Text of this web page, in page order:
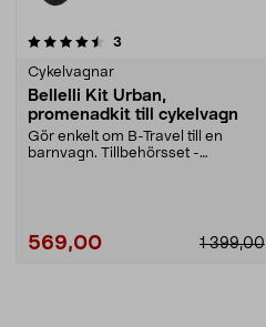
3
Cykelvagnar
Bellelli Kit Urban,
promenadkit till cykelvagn
Gör enkelt om B-Travel till en
barnvagn. Tillbehörsset -
1 399,00
569,00